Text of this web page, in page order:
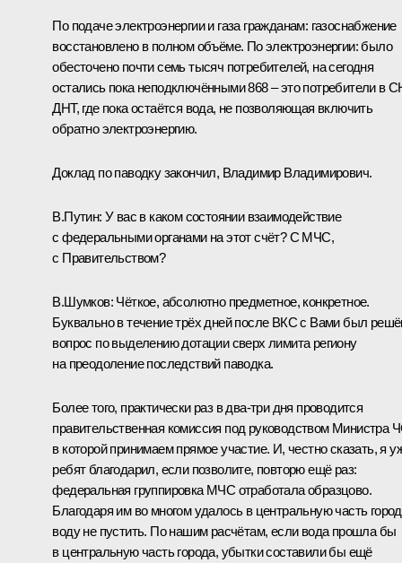
По подаче электроэнергии и газа гражданам: газоснабжение
восстановлено в полном объёме. По электроэнергии: было
обесточено почти семь тысяч потребителей, на сегодня
остались пока неподключёнными 868 – это потребители в
ДНТ, где пока остаётся вода, не позволяющая включить
обратно электроэнергию.
Доклад по паводку закончил, Владимир Владимирович.
В.Путин: У вас в каком состоянии взаимодействие
с федеральными органами на этот счёт? С МЧС,
с Правительством?
В.Шумков: Чёткое, абсолютно предметное, конкретное.
Буквально в течение трёх дней после ВКС с Вами был
вопрос по выделению дотации сверх лимита региону
на преодоление последствий паводка.
Более того, практически раз в два-три дня проводится
правительственная комиссия под руководством Министра
в которой принимаем прямое участие. И, честно сказать, я
ребят благодарил, если позволите, повторю ещё раз:
федеральная группировка МЧС отработала образцово.
Благодаря им во многом удалось в центральную часть
воду не пустить. По нашим расчётам, если вода прошла бы
в центральную часть города, убытки составили бы ещё